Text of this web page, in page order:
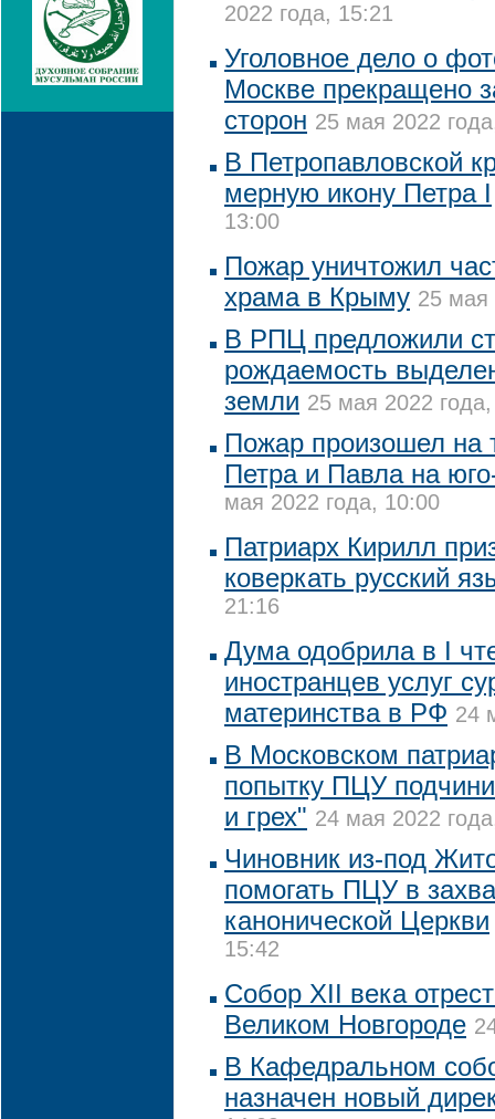
2022 года, 15:21
Уголовное дело о
Москве прекращено
сторон 25 мая 2022
В Петропавловской
мерную икону Петра I
13:00
Пожар уничтожил
храма в Крыму 25 мая
В РПЦ предложили
рождаемость
земли 25 мая 2022
Пожар произошел на
Петра и Павла на
мая 2022 года, 10:00
Патриарх Кирилл
коверкать русский
21:16
Дума одобрила в I
иностранцев услуг
материнства в РФ 24
В Московском
попытку ПЦУ
и грех" 24 мая 2022
Чиновник из-под
помогать ПЦУ в
канонической Церкви
15:42
Собор XII века
Великом Новгороде
В Кафедральном
назначен новый